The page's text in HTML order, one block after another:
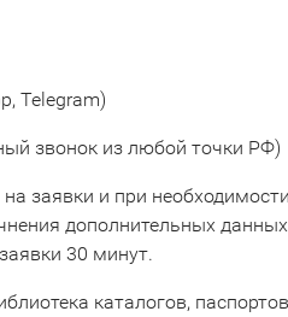
Telegram)
звонок из любой точки РФ)
заявки и при
дополнительных
30 минут.
каталогов, паспортов